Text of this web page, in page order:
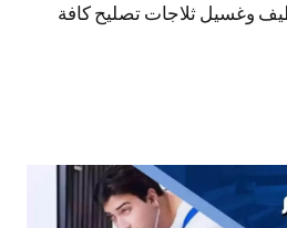
وغسيل ثلاجات تصليح كافة